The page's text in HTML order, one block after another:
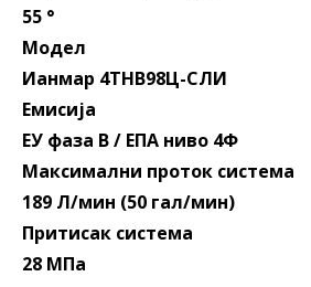
55 °
Модел
Ианмар 4ТНВ98Ц-СЛИ
Емисија
ЕУ фаза В / ЕПА ниво 4Ф
Максимални проток система
189 Л/мин (50 гал/мин)
Притисак система
28 МПа